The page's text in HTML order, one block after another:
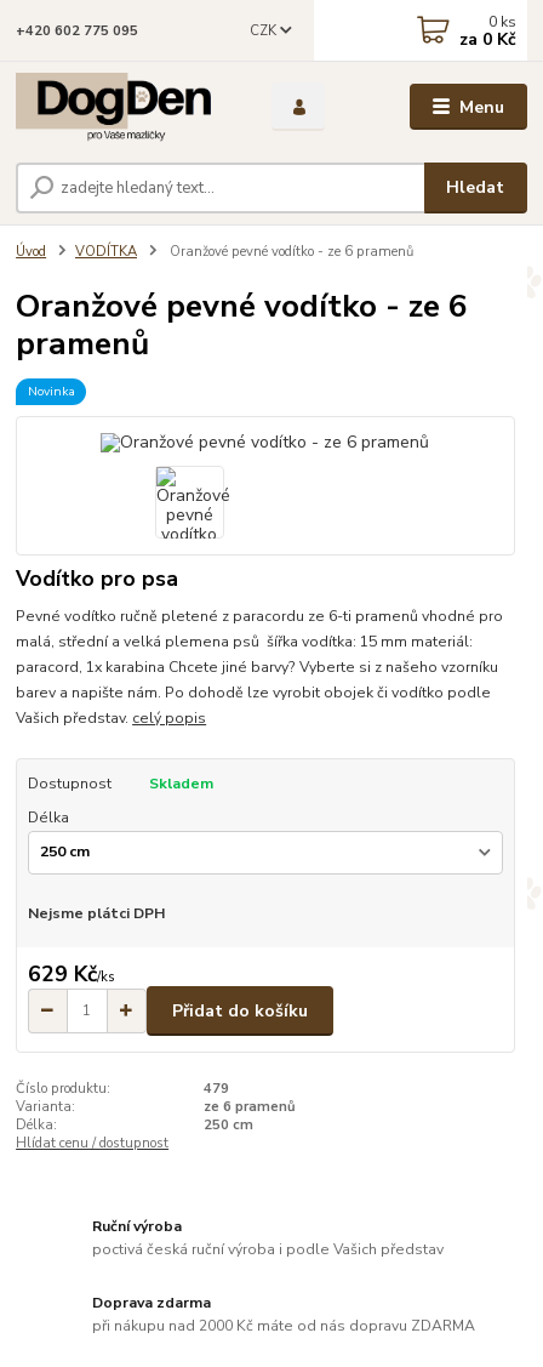
Menu
CZK
Hledat
+420 602 775 095 0 ks
za 0 Kč
Úvod VODÍTKA Oranžové pevné vodítko - ze 6 pramenů
Oranžové pevné vodítko - ze 6
pramenů
Novinka
Vodítko pro psa
Pevné vodítko ručně pletené z paracordu ze 6-ti pramenů vhodné pro
malá, střední a velká plemena psů šířka vodítka: 15 mm materiál:
paracord, 1x karabina Chcete jiné barvy? Vyberte si z našeho vzorníku
barev a napište nám. Po dohodě lze vyrobit obojek či vodítko podle
Vašich představ. celý popis
Dostupnost
Skladem
Délka
Nejsme plátci DPH
629 Kč/ks
Přidat do košíku
Číslo produktu:
479
Varianta:
ze 6 pramenů
Délka:
250 cm
Hlídat cenu / dostupnost
Ruční výroba
poctivá česká ruční výroba i podle Vašich představ
Doprava zdarma
při nákupu nad 2000 Kč máte od nás dopravu ZDARMA